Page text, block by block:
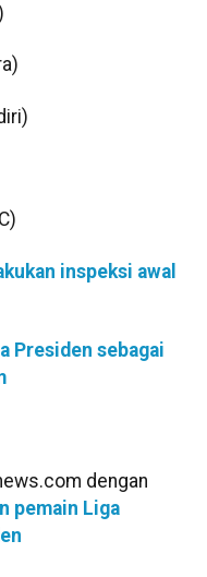
inspeksi awal
Presiden sebagai
dengan
pemain Liga